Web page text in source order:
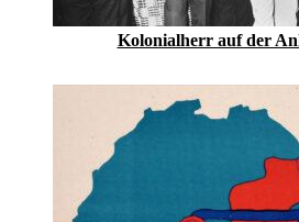
Kolonialherr auf der